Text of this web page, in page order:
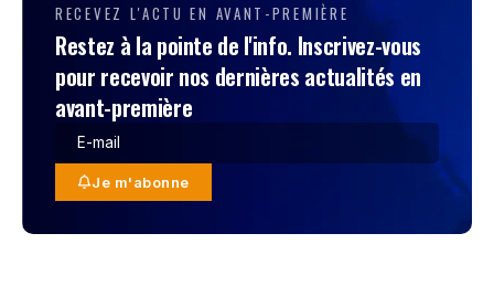
RECEVEZ L'ACTU EN AVANT-PREMIÈRE
Restez à la pointe de l'info. Inscrivez-vous
pour recevoir nos dernières actualités en
avant-première
Je m'abonne